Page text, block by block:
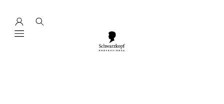
Mobile navigation